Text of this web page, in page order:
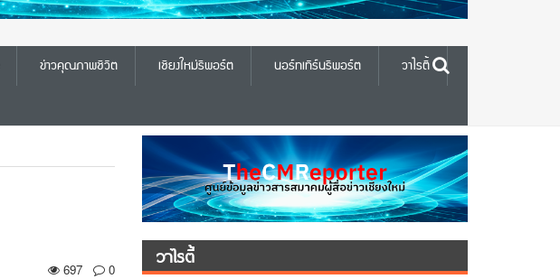
ข่าวคุณภาพชีวิต เชียงใหม่รีพอร์ต นอร์ทเทิร์นรีพอร์ต
วาไรตี้
697 0
วาไรตี้